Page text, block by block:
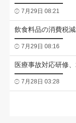
7月29日 08:21
飲食料品の消費税
7月29日 08:16
医療事故対応研修
7月28日 03:28